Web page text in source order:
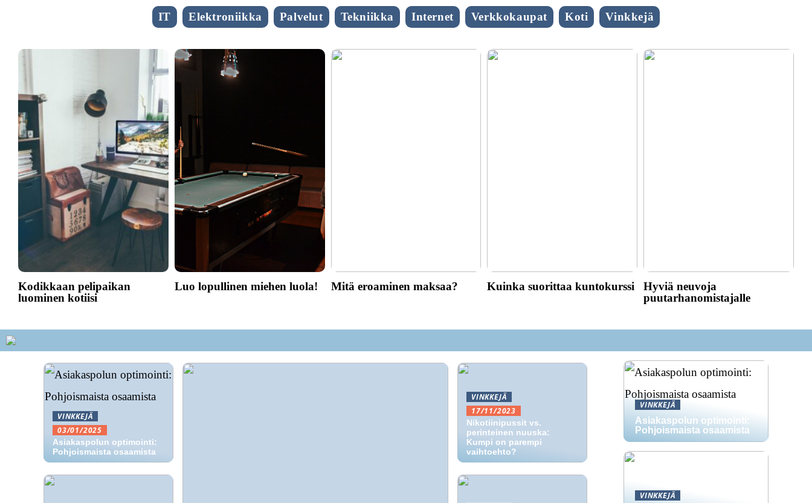
IT Elektroniikka Palvelut Tekniikka Internet Verkkokaupat Koti Vinkkejä
Kodikkaan pelipaikan
luominen kotiisi
Luo lopullinen miehen luola! Mitä eroaminen maksaa? Kuinka suorittaa kuntokurssi
Hyviä neuvoja
puutarhanomistajalle
VINKKEJÄ
03/01/2025
Asiakaspolun optimointi:
Pohjoismaista osaamista
VINKKEJÄ
17/11/2023
Nikotiinipussit vs.
perinteinen nuuska:
Kumpi on parempi
vaihtoehto?
VINKKEJÄ
Asiakaspolun optimointi:
Pohjoismaista osaamista
VINKKEJÄ